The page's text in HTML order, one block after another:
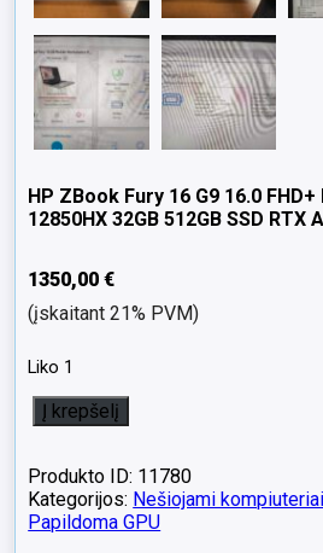
HP ZBook Fury 16 G9 16.0
12850HX 32GB 512GB SSD RTX
1350,00€
(įskaitant 21% PVM)
Liko 1
produkto
kiekis:
ZBook
Fury
16
Į krepšelį
Produkto ID: 11780
Kategorijos: Nešiojami
Papildoma GPU